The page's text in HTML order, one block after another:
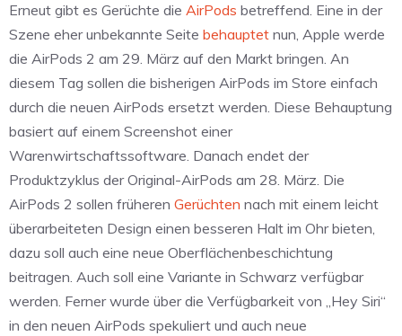
Erneut gibt es Gerüchte die AirPods betreffend. Eine in der
Szene eher unbekannte Seite behauptet nun, Apple werde
die AirPods 2 am 29. März auf den Markt bringen. An
diesem Tag sollen die bisherigen AirPods im Store einfach
durch die neuen AirPods ersetzt werden. Diese Behauptung
basiert auf einem Screenshot einer
Warenwirtschaftssoftware. Danach endet der
Produktzyklus der Original-AirPods am 28. März. Die
AirPods 2 sollen früheren Gerüchten nach mit einem leicht
überarbeiteten Design einen besseren Halt im Ohr bieten,
dazu soll auch eine neue Oberflächenbeschichtung
beitragen. Auch soll eine Variante in Schwarz verfügbar
werden. Ferner wurde über die Verfügbarkeit von „Hey Siri“
in den neuen AirPods spekuliert und auch neue